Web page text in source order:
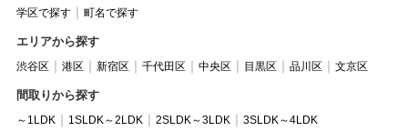
学区で探す
町名で探す
エリアから探す
渋谷区 港区 新宿区 千代田区 中央区 目黒区 品川区 文京区
間取りから探す
～1LDK 1SLDK～2LDK 2SLDK～3LDK 3SLDK～4LDK